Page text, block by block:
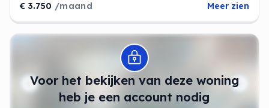
€ 3.750 /maand Meer zien
Voor het bekijken van deze woning
heb je een account nodig
Modal openen